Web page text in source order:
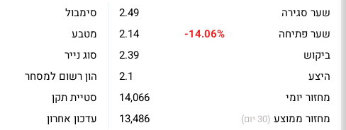
שער סגירה
2.49
שער פתיחה
-14.06%
2.14
ביקוש
2.39
היצע
2.1
מחזור יומי
14,066
מחזור ממוצע (30 יום) 13,486
סימבול
מטבע
סוג נייר
הון רשום למסחר
סטיית תקן
עדכון אחרון